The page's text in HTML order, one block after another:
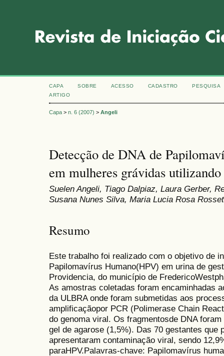
CAPA SOBRE ACESSO CADASTRO
PESQUISA
ARTIGO
Capa > n. 6 (2007) > Angeli
Detecção de DNA de
em mulheres grávidas
Suelen Angeli, Tiago Dalpiaz, Laura Gerber,
Susana Nunes Silva, Maria Lucia Rosa
Resumo
Este trabalho foi realizado com o objetivo de
Papilomavírus Humano(HPV) em urina de
Providencia, do município de
As amostras coletadas foram encaminhadas
da ULBRA onde foram submetidas aos
amplificaçãopor PCR (Polimerase Chain
do genoma viral. Os fragmentosde DNA
gel de agarose (1,5%). Das 70 gestantes que
apresentaram contaminação viral, sendo
paraHPV.Palavras-chave: Papilomavírus